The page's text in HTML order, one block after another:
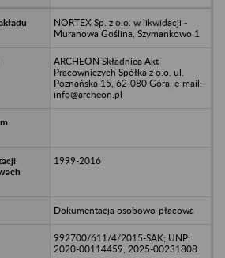
NORTEX Sp. z o.o. w likwidacji -
Muranowa Goślina, Szymankowo 1
ARCHEON Składnica Akt
Pracowniczych Spółka z o.o. ul.
Poznańska 15, 62-080 Góra, e-mail:
info@archeon.pl
1999-2016
Dokumentacja osobowo-płacowa
992700/611/4/2015-SAK; UNP:
2020-00114459, 2025-00231808